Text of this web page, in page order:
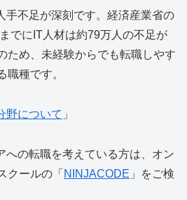
手不足が深刻です。経済産業省の
でにIT人材は約79万人の不足が
ため、未経験からでも転職しやす
職種です。
野について 」
への転職を考えている方は、オン
クールの「 NINJACODE 」をご検